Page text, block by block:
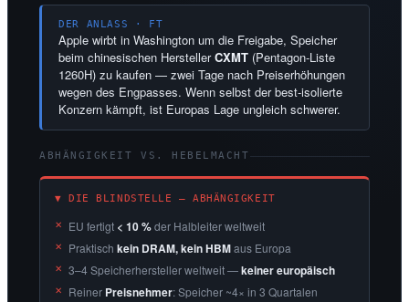
DER ANLASS · FT
Apple wirbt in Washington um die Freigabe, Speicher
beim chinesischen HerstellerCXMT (Pentagon-Liste
1260H) zu kaufen — zwei Tage nach Preiserhöhungen
wegen des Engpasses. Wenn selbst der best-isolierte
Konzern kämpft, ist Europas Lage ungleich schwerer.
ABHÄNGIGKEIT VS. HEBELMACHT
▼ DIE BLINDSTELLE — ABHÄNGIGKEIT
EU fertigt < 10 %der Halbleiter weltweit
Praktisch kein DRAM, kein HBMaus Europa
3–4 Speicherhersteller weltweit —keiner europäisch
Reiner Preisnehmer: Speicher ~4× in 3 Quartalen